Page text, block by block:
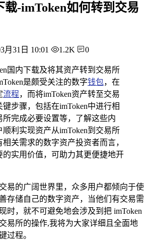
载-imToken如何转到交易
月31日 10:01 1.2K 0
国内下载及将其资产转到交易所
是颇受关注的数字钱包，在
流程，而将imToken资产转至交易
步骤，包括在imToken中进行相
所完成必要设置等，了解这些内
利实现资产从imToken到交易所
关需求的数字资产投资者而言，
的实用价值，可助力其更便捷地开
易的广阔世界里，众多用户都倾向于使
存储自己的数字资产，当他们有交易需
时，就不可避免地会涉及到把 imToken
易所的操作,我将为大家详细且全面地
过程。